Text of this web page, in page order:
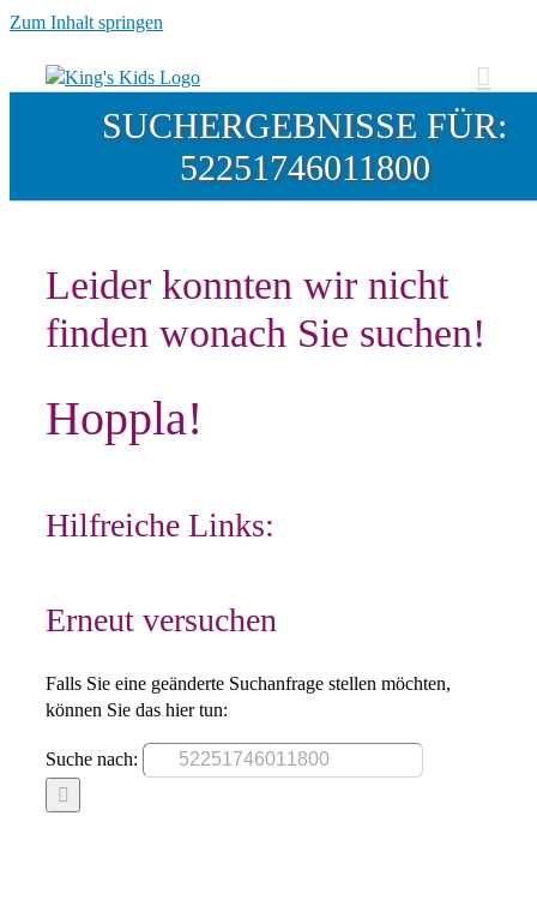
Zum Inhalt springen
SUCHERGEBNISSE FÜR:
52251746011800
Leider konnten wir nicht
finden wonach Sie suchen!
Hoppla!
Hilfreiche Links:
Erneut versuchen
Falls Sie eine geänderte Suchanfrage stellen möchten,
können Sie das hier tun:
Suche nach: